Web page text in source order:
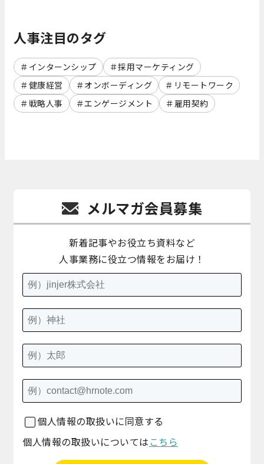
人事注目のタグ
インターンシップ
採用マーケティング
健康経営
オンボーディング
リモートワーク
戦略人事
エンゲージメント 雇用契約
メルマガ会員募集
新着記事やお役立ち資料など
人事業務に役立つ情報をお届け！
個人情報の取扱いに同意する
個人情報の取扱いについては こちら